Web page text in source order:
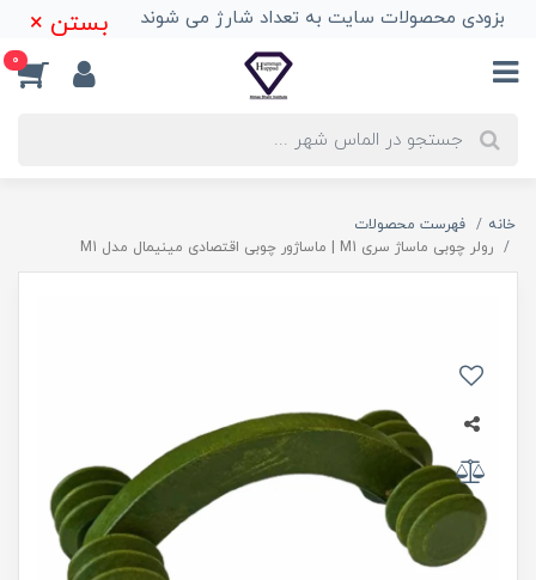
بزودی محصولات سایت به تعداد شارژ می شوند بستن ×
0
خانه
فهرست محصولات
رولر چوبی ماساژ سری M1 | ماساژور چوبی اقتصادی مینیمال مدل M1